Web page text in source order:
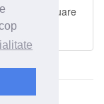
de evaluare
prin